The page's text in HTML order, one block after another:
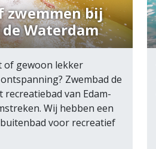
zwemmen bij
Waterdam
of gewoon lekker
Zwembad de
recreatiebad van Edam-
Wij hebben een
voor recreatief